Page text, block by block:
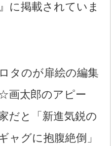
に掲載されていま
タのが扉絵の編集
画太郎のアピー
だと「新進気鋭の
ャグに抱腹絶倒」